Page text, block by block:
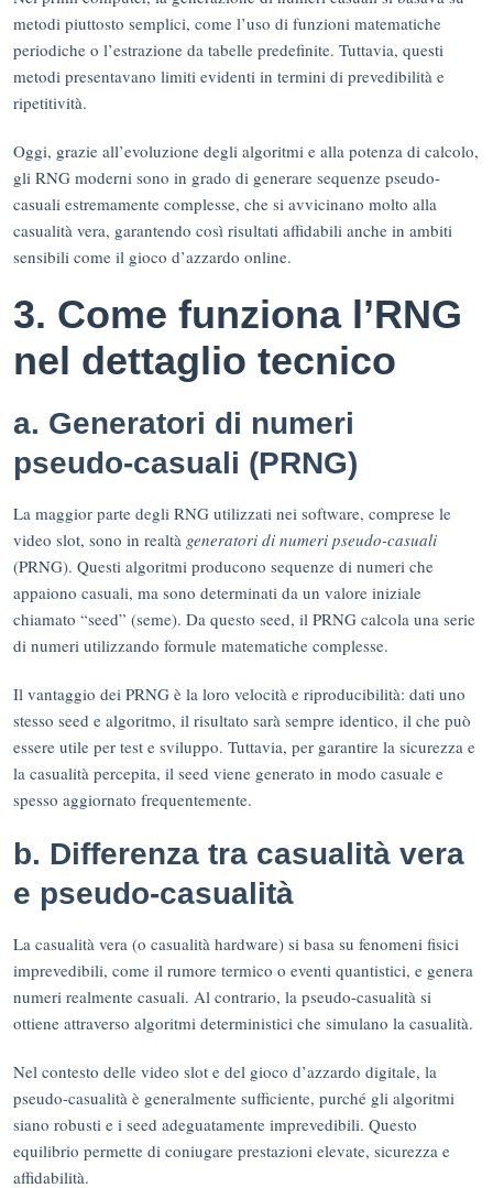
metodi piuttosto semplici, come l’uso di funzioni matematiche
periodiche o l’estrazione da tabelle predefinite. Tuttavia, questi
metodi presentavano limiti evidenti in termini di prevedibilità e
ripetitività.
Oggi, grazie all’evoluzione degli algoritmi e alla potenza di calcolo,
gli RNG moderni sono in grado di generare sequenze pseudo-
casuali estremamente complesse, che si avvicinano molto alla
casualità vera, garantendo così risultati affidabili anche in ambiti
sensibili come il gioco d’azzardo online.
3. Come funziona l’RNG
nel dettaglio tecnico
a. Generatori di numeri
pseudo-casuali (PRNG)
La maggior parte degli RNG utilizzati nei software, comprese le
video slot, sono in realtà generatori di numeri pseudo-casuali
(PRNG). Questi algoritmi producono sequenze di numeri che
appaiono casuali, ma sono determinati da un valore iniziale
chiamato “seed” (seme). Da questo seed, il PRNG calcola una serie
di numeri utilizzando formule matematiche complesse.
Il vantaggio dei PRNG è la loro velocità e riproducibilità: dati uno
stesso seed e algoritmo, il risultato sarà sempre identico, il che può
essere utile per test e sviluppo. Tuttavia, per garantire la sicurezza e
la casualità percepita, il seed viene generato in modo casuale e
spesso aggiornato frequentemente.
b. Differenza tra casualità vera
e pseudo-casualità
La casualità vera (o casualità hardware) si basa su fenomeni fisici
imprevedibili, come il rumore termico o eventi quantistici, e genera
numeri realmente casuali. Al contrario, la pseudo-casualità si
ottiene attraverso algoritmi deterministici che simulano la casualità.
Nel contesto delle video slot e del gioco d’azzardo digitale, la
pseudo-casualità è generalmente sufficiente, purché gli algoritmi
siano robusti e i seed adeguatamente imprevedibili. Questo
equilibrio permette di coniugare prestazioni elevate, sicurezza e
affidabilità.